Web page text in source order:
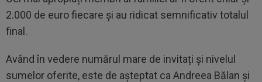
2.000 de euro fiecare și au ridicat semnificativ totalul
final.
Având în vedere numărul mare de invitați și nivelul
sumelor oferite, este de așteptat ca Andreea Bălan și